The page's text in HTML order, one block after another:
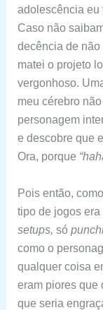
adolescência eu
Caso não
decência de
matei o projeto
vergonhoso.
meu cérebro
personagem
e descobre que
Ora, porque
Pois então,
tipo de jogos
setups, só
como o
qualquer coisa
eram piores que
que seria